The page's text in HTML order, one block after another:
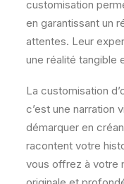
customisation
en garantissant un
attentes. Leur
une réalité tangible
La customisation
c’est une narration
démarquer en
racontent votre
vous offrez à votre